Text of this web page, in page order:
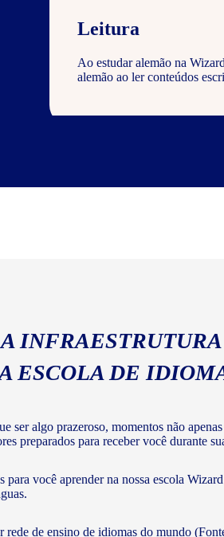
Leitura
Ao estudar alemão na
alemão ao ler conteúdos
Escrita
ESCOLA DE
ser algo prazeroso, momentos não
preparados para receber você durante
para você aprender na nossa escola
rede de ensino de idiomas do mundo